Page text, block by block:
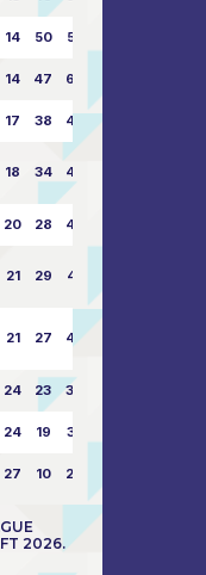
14 50 59:53
14 47 62:58
17 38 49:62
18 34 45:63
20 28 46:73
21 29 41:70
21 27 43:73
24 23 38:76
24 19 31:80
27 10 25:87
2026.